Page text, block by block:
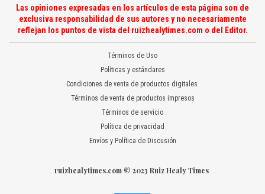
Las opiniones expresadas en los artículos de esta página son de
exclusiva responsabilidad de sus autores y no necesariamente
reflejan los puntos de vista del ruizhealytimes.com o del Editor.
Términos de Uso
Políticas y estándares
Condiciones de venta de productos digitales
Términos de venta de productos impresos
Términos de servicio
Política de privacidad
Envíos y Política de Discusión
ruizhealytimes.com © 2023 Ruiz Healy Times